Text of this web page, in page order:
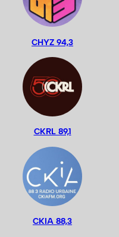
CHYZ 94,3
CKRL 89,1
CKIA 88,3